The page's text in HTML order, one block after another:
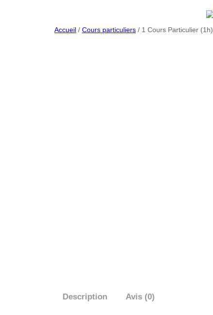
Accueil / Cours particuliers / 1 Cours Particulier (1h)
Description Avis (0)